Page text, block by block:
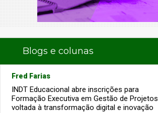
Blogs e colunas
Fred Farias
INDT Educacional abre inscrições para
Formação Executiva em Gestão de Projetos
voltada à transformação digital e inovação